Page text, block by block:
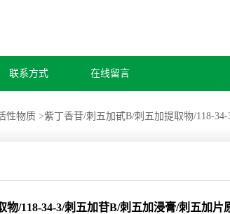
联系方式 在线留言
性物质 >紫丁香苷/刺五加甙B/刺五加提取物/118-
/118-34-3/刺五加苷B/刺五加浸膏/刺五加片